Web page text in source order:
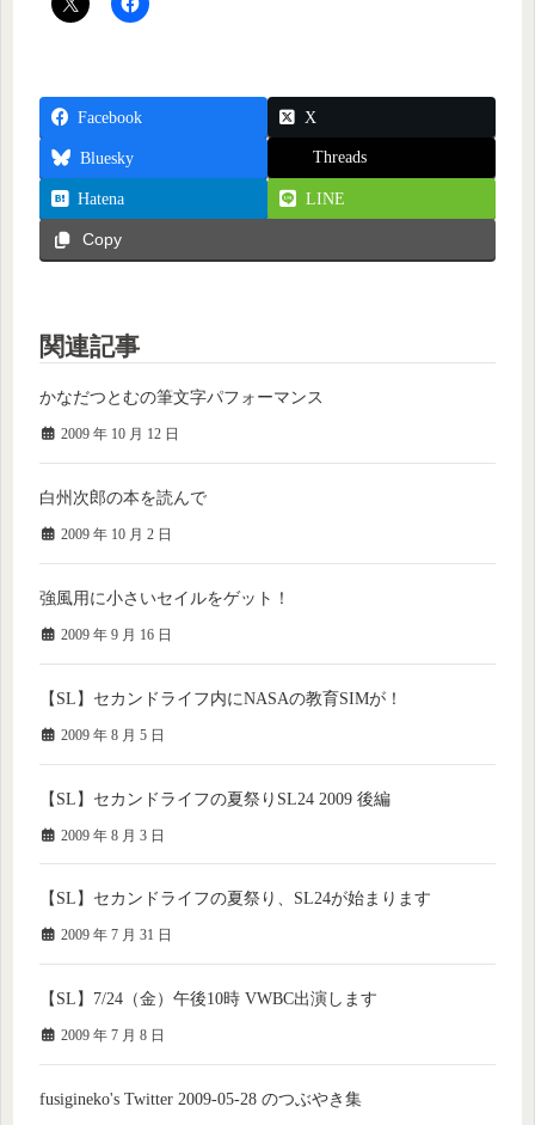
Facebook X
Bluesky Threads
Hatena LINE
Copy
関連記事
かなだつとむの筆文字パフォーマンス
2009 年 10 月 12 日
白州次郎の本を読んで
2009 年 10 月 2 日
強風用に小さいセイルをゲット！
2009 年 9 月 16 日
【SL】セカンドライフ内にNASAの教育SIMが！
2009 年 8 月 5 日
【SL】セカンドライフの夏祭りSL24 2009 後編
2009 年 8 月 3 日
【SL】セカンドライフの夏祭り、SL24が始まります
2009 年 7 月 31 日
【SL】7/24（金）午後10時 VWBC出演します
2009 年 7 月 8 日
fusigineko's Twitter 2009-05-28 のつぶやき集